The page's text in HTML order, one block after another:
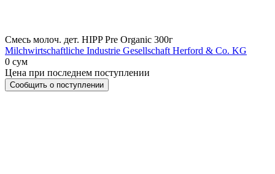
Смесь молоч. дет. HIPP Pre Organic 300г
Milchwirtschaftliche Industrie Gesellschaft Herford & Co. KG
0 сум
Цена при последнем поступлении
Сообщить о поступлении